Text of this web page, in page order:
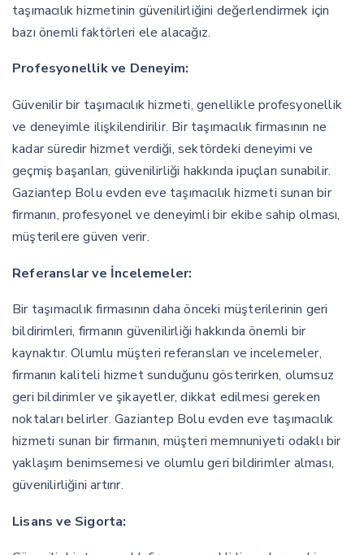
taşımacılık hizmetinin güvenilirliğini değerlendirmek için
bazı önemli faktörleri ele alacağız.
Profesyonellik ve Deneyim:
Güvenilir bir taşımacılık hizmeti, genellikle profesyonellik
ve deneyimle ilişkilendirilir. Bir taşımacılık firmasının ne
kadar süredir hizmet verdiği, sektördeki deneyimi ve
geçmiş başarıları, güvenilirliği hakkında ipuçları sunabilir.
Gaziantep Bolu evden eve taşımacılık hizmeti sunan bir
firmanın, profesyonel ve deneyimli bir ekibe sahip olması,
müşterilere güven verir.
Referanslar ve İncelemeler:
Bir taşımacılık firmasının daha önceki müşterilerinin geri
bildirimleri, firmanın güvenilirliği hakkında önemli bir
kaynaktır. Olumlu müşteri referansları ve incelemeler,
firmanın kaliteli hizmet sunduğunu gösterirken, olumsuz
geri bildirimler ve şikayetler, dikkat edilmesi gereken
noktaları belirler. Gaziantep Bolu evden eve taşımacılık
hizmeti sunan bir firmanın, müşteri memnuniyeti odaklı bir
yaklaşım benimsemesi ve olumlu geri bildirimler alması,
güvenilirliğini artırır.
Lisans ve Sigorta: